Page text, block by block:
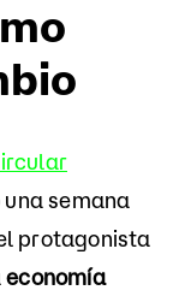
semana
protagonista
economía